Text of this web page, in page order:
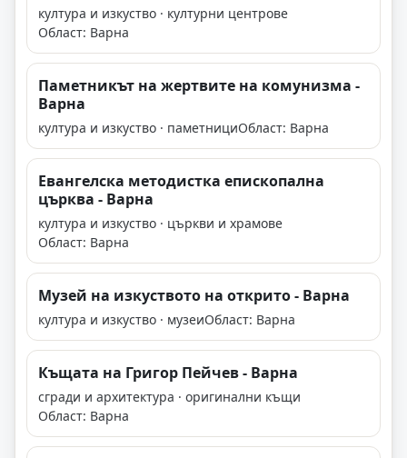
култура и изкуство · културни центрове
Област: Варна
Паметникът на жертвите на комунизма -
Варна
култура и изкуство · паметнициОбласт: Варна
Евангелска методистка епископална
църква - Варна
култура и изкуство · църкви и храмове
Област: Варна
Музей на изкуството на открито - Варна
култура и изкуство · музеиОбласт: Варна
Къщата на Григор Пейчев - Варна
сгради и архитектура · оригинални къщи
Област: Варна